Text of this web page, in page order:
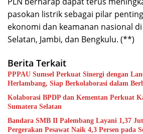
pasokan listrik sebagai pilar
ekonomi dan keamanan nasional
Selatan, Jambi, dan Bengkulu. (**)
Berita Terkait
PPPAU Sumsel Perkuat Sinergi dengan
Herlambang, Siap Berkolaborasi dalam
Kolaborasi BPDP dan Kementan Perkuat Kapasitas Pekebun Sawit
Sumatera Selatan
Bandara SMB II Palembang Layani 1,37
Pergerakan Pesawat Naik 4,3 Persen pada